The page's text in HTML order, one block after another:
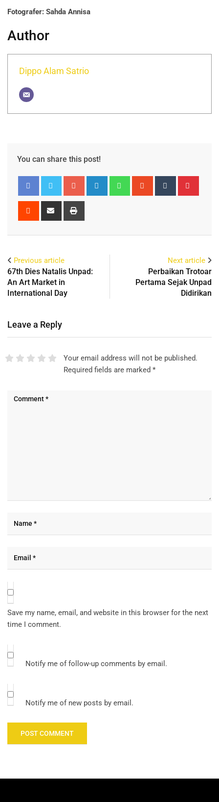
Fotografer: Sahda Annisa
Author
Dippo Alam Satrio
You can share this post!
Previous article
67th Dies Natalis Unpad:
An Art Market in
International Day
Next article
Perbaikan Trotoar
Pertama Sejak Unpad
Didirikan
Leave a Reply
Your email address will not be published.
Required fields are marked *
Save my name, email, and website in this browser for the next
time I comment.
Notify me of follow-up comments by email.
Notify me of new posts by email.